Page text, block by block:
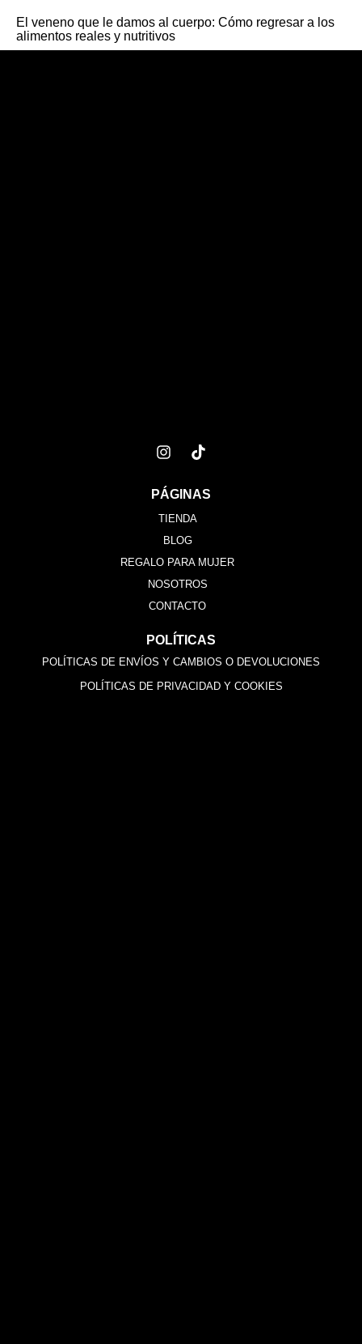
El veneno que le damos al cuerpo: Cómo regresar a los
alimentos reales y nutritivos
PÁGINAS
TIENDA
BLOG
REGALO PARA MUJER
NOSOTROS
CONTACTO
POLÍTICAS
POLÍTICAS DE ENVÍOS Y CAMBIOS O DEVOLUCIONES
POLÍTICAS DE PRIVACIDAD Y COOKIES